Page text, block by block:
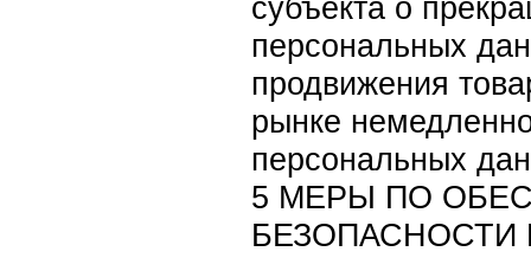
субъекта о
персональных
продвижения
рынке
персональных
5 МЕРЫ ПО